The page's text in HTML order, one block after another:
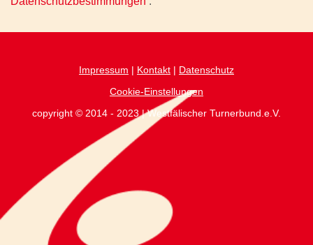
Impressum | Kontakt | Datenschutz
Cookie-Einstellungen
copyright © 2014 - 2023 | Westfälischer Turnerbund.e.V.